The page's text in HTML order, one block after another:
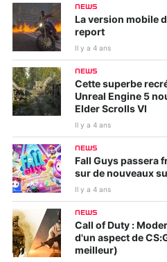
NEWS
La version mobile
report
Il y a 4 ans
NEWS
Cette superbe
Unreal Engine 5
Elder Scrolls VI
Il y a 4 ans
NEWS
Fall Guys passera
sur de nouveaux
Il y a 4 ans
NEWS
Call of Duty :
d'un aspect de
meilleur)